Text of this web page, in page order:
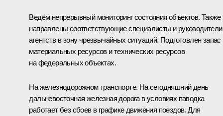
Ведём непрерывный мониторинг состояния объектов. Также
направлены соответствующие специалисты и руководители
агентств в зону чрезвычайных ситуаций. Подготовлен запас
материальных ресурсов и технических ресурсов
на федеральных объектах.
На железнодорожном транспорте. На сегодняшний день
дальневосточная железная дорога в условиях паводка
работает без сбоев в графике движения поездов. Для